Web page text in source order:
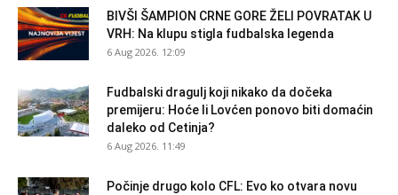
BIVŠI ŠAMPION CRNE GORE ŽELI POVRATAK U
VRH: Na klupu stigla fudbalska legenda
6 Aug 2026. 12:09
Fudbalski dragulj koji nikako da dočeka
premijeru: Hoće li Lovćen ponovo biti domaćin
daleko od Cetinja?
6 Aug 2026. 11:49
Počinje drugo kolo CFL: Evo ko otvara novu